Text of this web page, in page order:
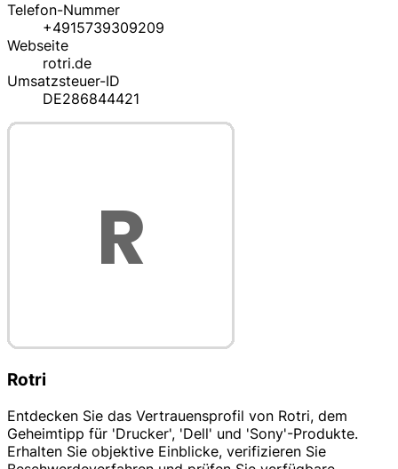
Telefon-Nummer
+4915739309209
Webseite
rotri.de
Umsatzsteuer-ID
DE286844421
Rotri
Entdecken Sie das Vertrauensprofil von Rotri, dem
Geheimtipp für 'Drucker', 'Dell' und 'Sony'-Produkte.
Erhalten Sie objektive Einblicke, verifizieren Sie